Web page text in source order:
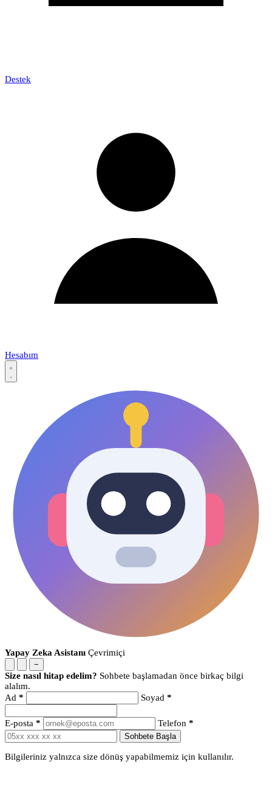
Destek
Hesabım
Yapay Zeka Asistanı Çevrimiçi
−
Size nasıl hitap edelim? Sohbete başlamadan önce birkaç bilgi
alalım.
Ad * Soyad *
E-posta * Telefon *
Sohbete Başla
Bilgileriniz yalnızca size dönüş yapabilmemiz için kullanılır.